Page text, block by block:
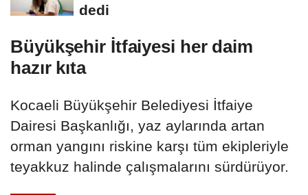
dedi
Büyükşehir İtfaiyesi her daim
hazır kıta
Kocaeli Büyükşehir Belediyesi İtfaiye
Dairesi Başkanlığı, yaz aylarında artan
orman yangını riskine karşı tüm ekipleriyle
teyakkuz halinde çalışmalarını sürdürüyor.